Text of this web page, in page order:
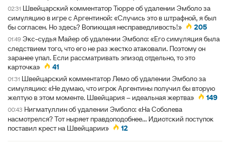
02:31 Швейцарский комментатор Тюрре об удалении Эмболо за
симуляцию в игре с Аргентиной: «Случись это в штрафной, я был
бы согласен. Но здесь? Вопиющая несправедливость!»
205
01:49 Экс-судья Майер об удалении Эмболо: «Его симуляция была
следствием того, что его не раз жестко атаковали. Поэтому он
заранее упал. Если рассматривать эпизод отдельно, то это
карточка»
41
01:31 Швейцарский комментатор Лемо об удалении Эмболо за
симуляцию: «Не думаю, что игрок Аргентины получил бы вторую
желтую в этом моменте. Швейцария – идеальная жертва»
149
00:43 Нигматуллин об удалении Эмболо: «На Соболева
насмотрелся? Тот ныряет правдоподобнее... Идиотский поступок
поставил крест на Швейцарии»
12